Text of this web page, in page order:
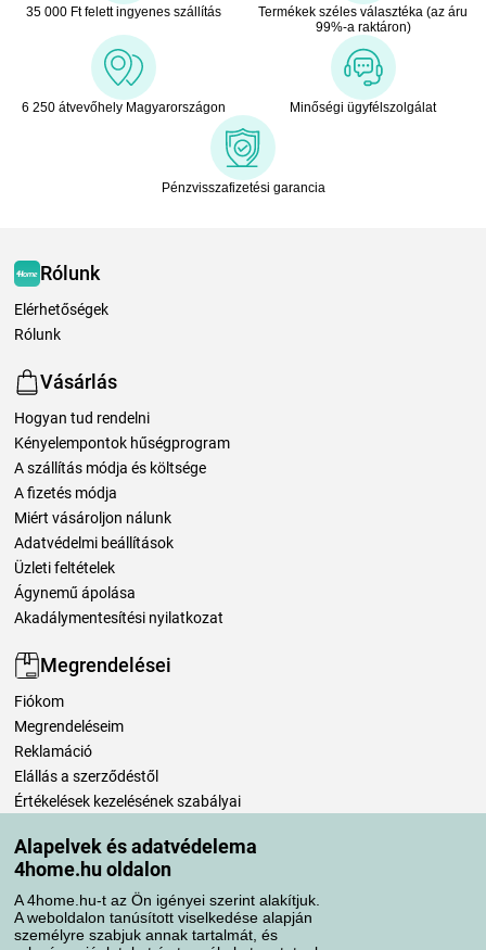
Alapelvek és adatvédelema
4home.hu oldalon
A 4home.hu-t az Ön igényei szerint alakítjuk.
A weboldalon tanúsított viselkedése alapján
személyre szabjuk annak tartalmát, és
35 000 Ft felett ingyenes szállítás
Termékek széles választéka (az áru
99%-a raktáron)
6 250 átvevőhely Magyarországon Minőségi ügyfélszolgálat
Pénzvisszafizetési garancia
Rólunk
Elérhetőségek
Rólunk
Vásárlás
Hogyan tud rendelni
Kényelempontok hűségprogram
A szállítás módja és költsége
A fizetés módja
Miért vásároljon nálunk
Adatvédelmi beállítások
Üzleti feltételek
Ágynemű ápolása
Akadálymentesítési nyilatkozat
Megrendelései
Fiókom
Megrendeléseim
Reklamáció
Elállás a szerződéstől
Értékelések kezelésének szabályai
Szállítási módok
Fizetési módok